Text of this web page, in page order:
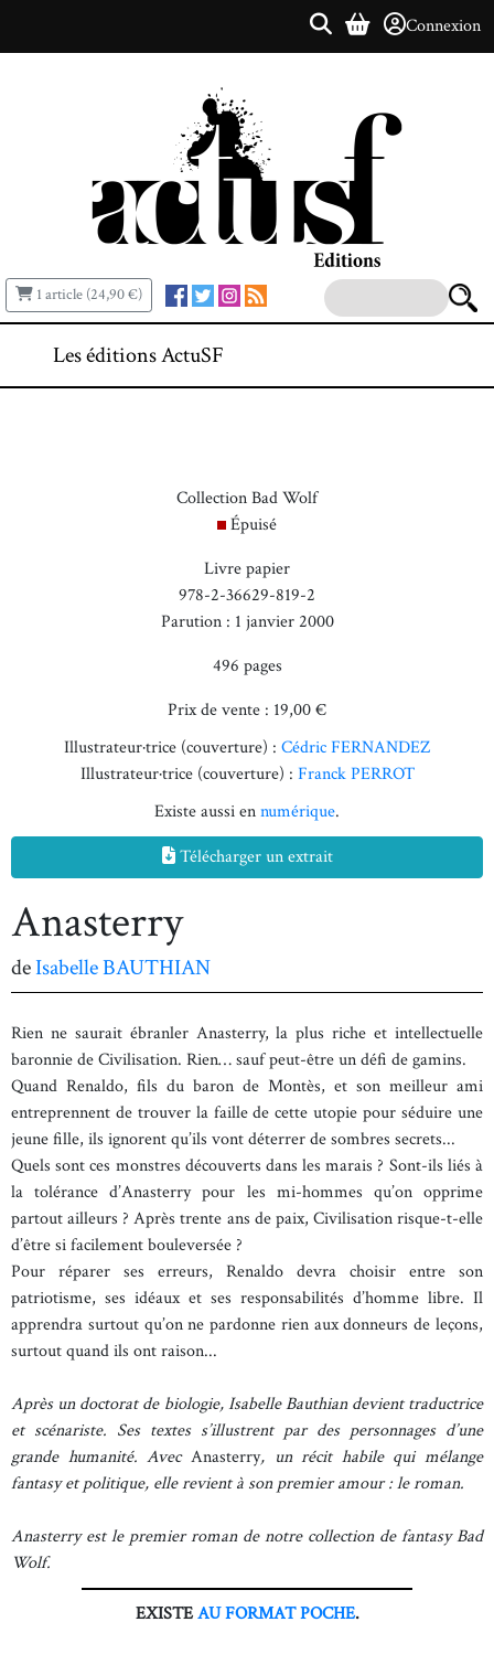
Connexion
1 article (24,90 €)
Les éditions ActuSF
Collection Bad Wolf
Épuisé
Livre papier
978-2-36629-819-2
Parution : 1 janvier 2000
496 pages
Prix de vente : 19,00 €
Illustrateur·trice (couverture) : Cédric FERNANDEZ
Illustrateur·trice (couverture) : Franck PERROT
Existe aussi ennumérique.
Télécharger un extrait
Anasterry
deIsabelle BAUTHIAN
Rien ne saurait ébranler Anasterry, la plus riche et intellectuelle
baronnie de Civilisation. Rien… sauf peut-être un défi de gamins.
Quand Renaldo, fils du baron de Montès, et son meilleur ami
entreprennent de trouver la faille de cette utopie pour séduire une
jeune fille, ils ignorent qu’ils vont déterrer de sombres secrets...
Quels sont ces monstres découverts dans les marais ? Sont-ils liés à
la tolérance d’Anasterry pour les mi-hommes qu’on opprime
partout ailleurs ? Après trente ans de paix, Civilisation risque-t-elle
d’être si facilement bouleversée ?
Pour réparer ses erreurs, Renaldo devra choisir entre son
patriotisme, ses idéaux et ses responsabilités d’homme libre. Il
apprendra surtout qu’on ne pardonne rien aux donneurs de leçons,
surtout quand ils ont raison...
Après un doctorat de biologie, Isabelle Bauthian devient traductrice
et scénariste. Ses textes s’illustrent par des personnages d’une
grande humanité. Avec Anasterry, un récit habile qui mélange
fantasy et politique, elle revient à son premier amour : le roman.
Anasterry est le premier roman de notre collection de fantasy Bad
Wolf.
EXISTEAU FORMAT POCHE.